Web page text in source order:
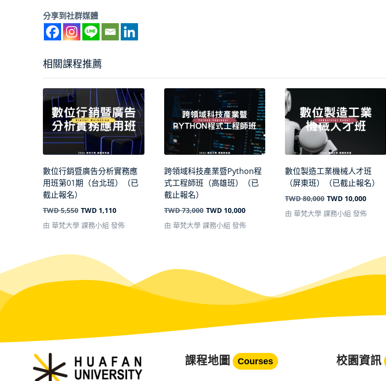
分享到社群媒體
相關課程推薦
數位行銷暨廣告分析實務應
用班第01期（台北班）（已
截止報名）
TWD 5,550 TWD 1,110
由 華梵大學 課務小組 發佈
跨領域科技產業暨Python程
式工程師班（高雄班）（已
截止報名）
TWD 73,000 TWD 10,000
由 華梵大學 課務小組 發佈
數位製造工業機械人才班
（屏東班）（已截止報名）
TWD 80,000 TWD 10,000
由 華梵大學 課務小組 發佈
課程地圖 Courses 校園資訊